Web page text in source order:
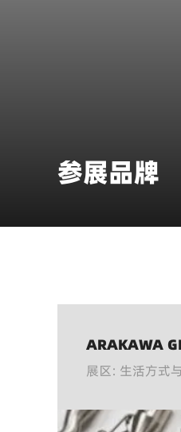
参展品牌
ARAKAWA
展区: 生活方式